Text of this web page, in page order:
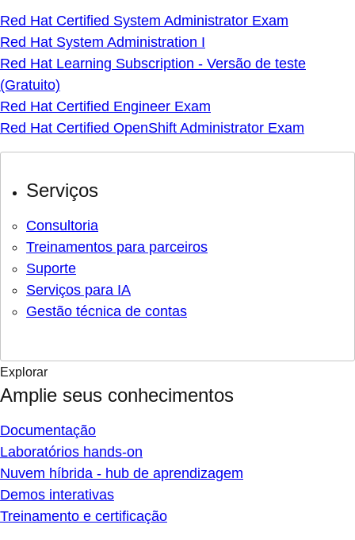
Red Hat Certified System Administrator Exam
Red Hat System Administration I
Red Hat Learning Subscription - Versão de teste
(Gratuito)
Red Hat Certified Engineer Exam
Red Hat Certified OpenShift Administrator Exam
Serviços
Consultoria
Treinamentos para parceiros
Suporte
Serviços para IA
Gestão técnica de contas
Explorar
Amplie seus conhecimentos
Documentação
Laboratórios hands-on
Nuvem híbrida - hub de aprendizagem
Demos interativas
Treinamento e certificação